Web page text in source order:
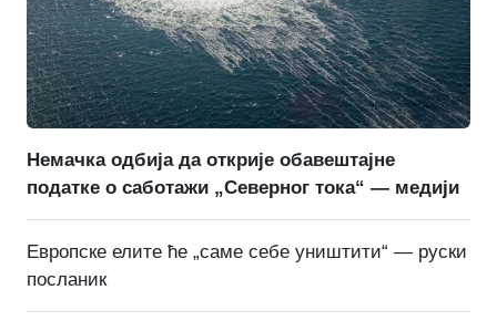
Немачка одбија да открије обавештајне
податке о саботажи „Северног тока“ — медији
Европске елите ће „саме себе уништити“ — руски
посланик